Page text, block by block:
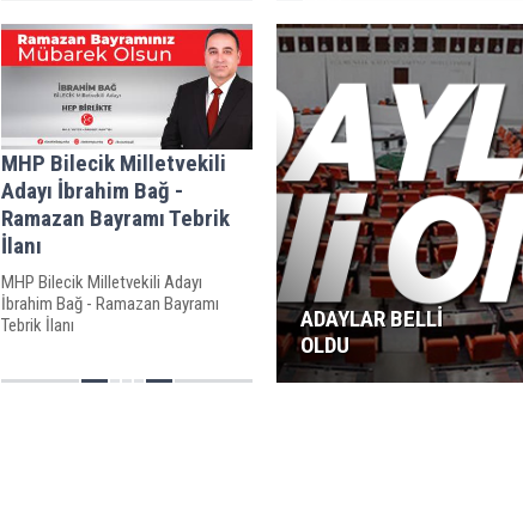
MHP Bilecik Milletvekili
Adayı İbrahim Bağ -
Ramazan Bayramı Tebrik
İlanı
MHP Bilecik Milletvekili Adayı
İbrahim Bağ - Ramazan Bayramı
Tebrik İlanı
ADAYLAR BELLİ
OLDU